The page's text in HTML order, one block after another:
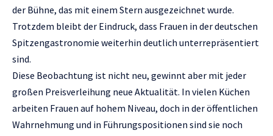
der Bühne, das mit einem Stern ausgezeichnet wurde.
Trotzdem bleibt der Eindruck, dass Frauen in der deutschen
Spitzengastronomie weiterhin deutlich unterrepräsentiert
sind.
Diese Beobachtung ist nicht neu, gewinnt aber mit jeder
großen Preisverleihung neue Aktualität. In vielen Küchen
arbeiten Frauen auf hohem Niveau, doch in der öffentlichen
Wahrnehmung und in Führungspositionen sind sie noch